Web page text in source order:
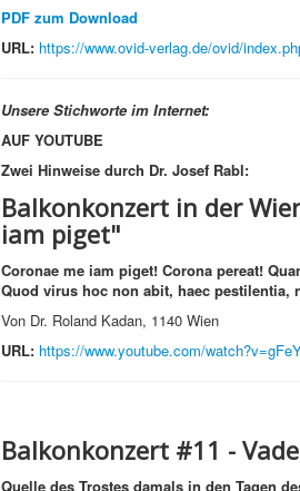
PDF zum Download
URL: https://www.ovid-verlag.de/ovid/
Unsere Stichworte im Internet:
AUF YOUTUBE
Zwei Hinweise durch Dr. Josef Rabl:
Balkonkonzert in der
iam piget"
Coronae me iam piget! Corona pereat!
Quod virus hoc non abit, haec pestilentia,
Von Dr. Roland Kadan, 1140 Wien
URL: https://www.youtube.com/
Balkonkonzert #11 -
Quelle des Trostes damals in den Tagen